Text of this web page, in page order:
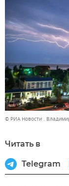
© РИА Новости .
Читать в
Telegram